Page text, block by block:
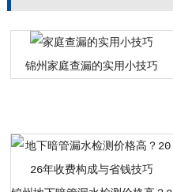
锦州家庭查漏的实用小技巧